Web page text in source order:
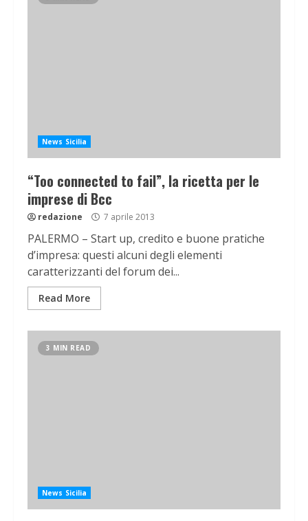
News Sicilia
“Too connected to fail”, la ricetta per le
imprese di Bcc
redazione 7 aprile 2013
PALERMO – Start up, credito e buone pratiche
d’impresa: questi alcuni degli elementi
caratterizzanti del forum dei...
Read More
3 MIN READ
News Sicilia